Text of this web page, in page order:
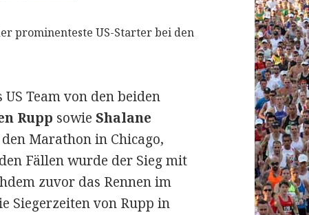
prominenteste US-Starter bei den
Team von den beiden
Rupp sowie Shalane
Marathon in Chicago,
Fällen wurde der Sieg mit
zuvor das Rennen im
Siegerzeiten von Rupp in